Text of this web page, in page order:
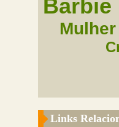
Barbie
Mulher
Links